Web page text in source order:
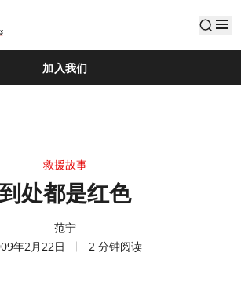
加入我们
救援故事
到处都是红色
范宁
年2月22日
2 分钟阅读